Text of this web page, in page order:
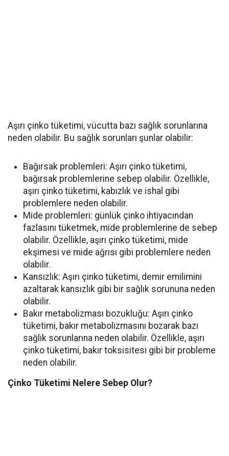
Aşırı çinko tüketimi, vücutta bazı sağlık sorunlarına
neden olabilir. Bu sağlık sorunları şunlar olabilir:
Bağırsak problemleri: Aşırı çinko tüketimi,
bağırsak problemlerine sebep olabilir. Özellikle,
aşırı çinko tüketimi, kabızlık ve ishal gibi
problemlere neden olabilir.
Mide problemleri: günlük çinko ihtiyacından
fazlasını tüketmek, mide problemlerine de sebep
olabilir. Özellikle, aşırı çinko tüketimi, mide
ekşimesi ve mide ağrısı gibi problemlere neden
olabilir.
Kansızlık: Aşırı çinko tüketimi, demir emilimini
azaltarak kansızlık gibi bir sağlık sorununa neden
olabilir.
Bakır metabolizması bozukluğu: Aşırı çinko
tüketimi, bakır metabolizmasını bozarak bazı
sağlık sorunlarına neden olabilir. Özellikle, aşırı
çinko tüketimi, bakır toksisitesi gibi bir probleme
neden olabilir.
Çinko Tüketimi Nelere Sebep Olur?